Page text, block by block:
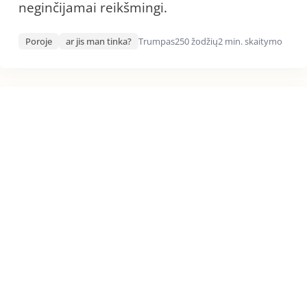
neginčijamai reikšmingi.
Poroje ar jis man tinka? Trumpas250 žodžių2 min. skaitymo